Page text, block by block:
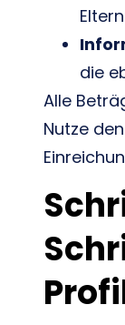
die
Alle
Nutze